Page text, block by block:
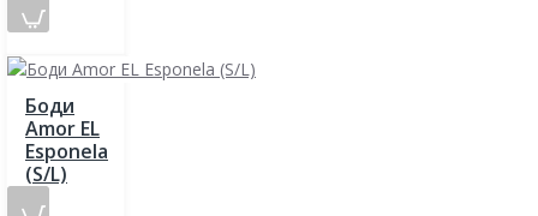
Боди
Amor EL
Esponela
(S/L)